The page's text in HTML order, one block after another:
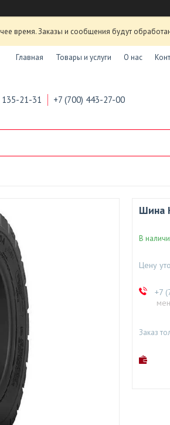
время. Заказы и сообщения будут
Главная Товары и услуги О нас
135-21-31 +7 (700) 443-27-00
Шина
В
Цену
+7
Заказ